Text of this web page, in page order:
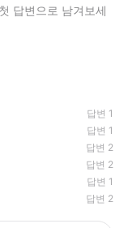
답변으로 남겨보세
답변 1
답변 1
답변 2
답변 2
답변 1
답변 2